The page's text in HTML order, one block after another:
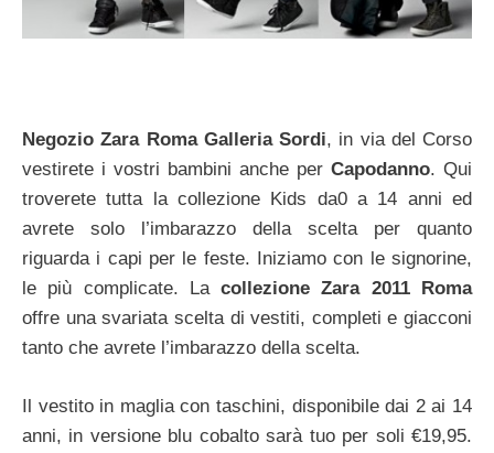
Negozio Zara Roma Galleria Sordi, in via del Corso
vestirete i vostri bambini anche per Capodanno. Qui
troverete tutta la collezione Kids da0 a 14 anni ed
avrete solo l’imbarazzo della scelta per quanto
riguarda i capi per le feste. Iniziamo con le signorine,
le più complicate. Lacollezione Zara 2011 Roma
offre una svariata scelta di vestiti, completi e giacconi
tanto che avrete l’imbarazzo della scelta.
Il vestito in maglia con taschini, disponibile dai 2 ai 14
anni, in versione blu cobalto sarà tuo per soli €19,95.